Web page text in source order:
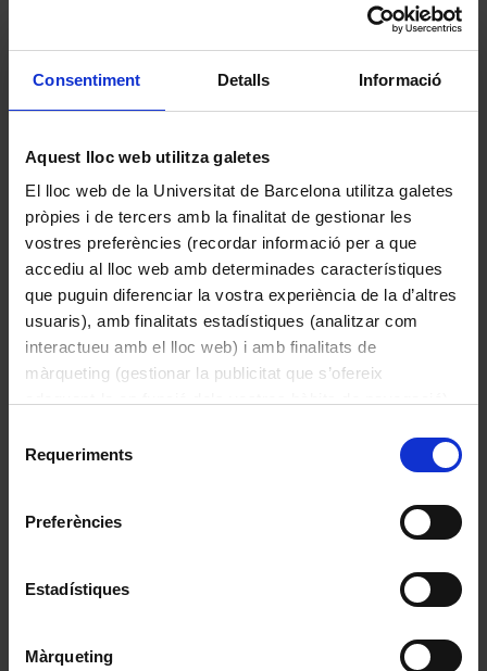
Consentiment Detalls Informació
Aquest lloc web utilitza galetes
El lloc web de la Universitat de Barcelona utilitza galetes
pròpies i de tercers amb la finalitat de gestionar les
vostres preferències (recordar informació per a que
accediu al lloc web amb determinades característiques
que puguin diferenciar la vostra experiència de la d’altres
usuaris), amb finalitats estadístiques (analitzar com
interactueu amb el lloc web) i amb finalitats de
màrqueting (gestionar la publicitat que s’ofereix
consultar laPolítica de galetes del lloc web de la
Requeriments
Preferències
Estadístiques
Màrqueting
Esmatjes Mompó, Maria Lluïsa
1994
1990